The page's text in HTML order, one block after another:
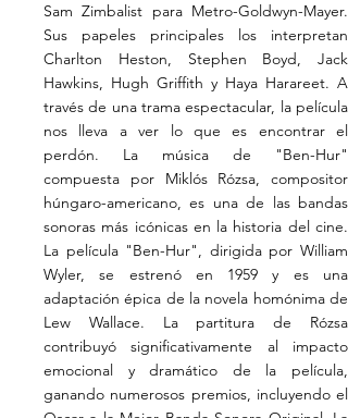
Sam Zimbalist para Metro-Goldwyn-Mayer.
Sus papeles principales los interpretan
Charlton Heston, Stephen Boyd, Jack
Hawkins, Hugh Griffith y Haya Harareet. A
través de una trama espectacular, la película
nos lleva a ver lo que es encontrar el
perdón. La música de "Ben-Hur"
compuesta por Miklós Rózsa, compositor
húngaro-americano, es una de las bandas
sonoras más icónicas en la historia del cine.
La película "Ben-Hur", dirigida por William
Wyler, se estrenó en 1959 y es una
adaptación épica de la novela homónima de
Lew Wallace. La partitura de Rózsa
contribuyó significativamente al impacto
emocional y dramático de la película,
ganando numerosos premios, incluyendo el